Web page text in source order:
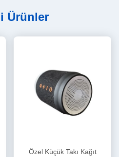
Ürünler
Özel Küçük Takı Kağıt